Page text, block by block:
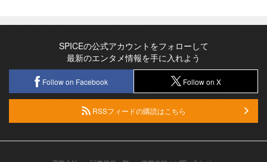
SPICEの公式アカウントをフォローして
最新のエンタメ情報を手に入れよう
Follow on Facebook Follow on X
RSSフィードの購読はこちら